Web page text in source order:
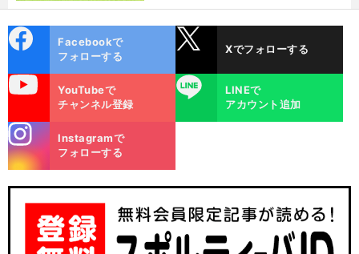
ok
Facebookで
フォローする
Xでフォローする
YouTubeで
チャンネル登録
LINE
LINEで
アカウント追加
m
Instagramで
フォローする